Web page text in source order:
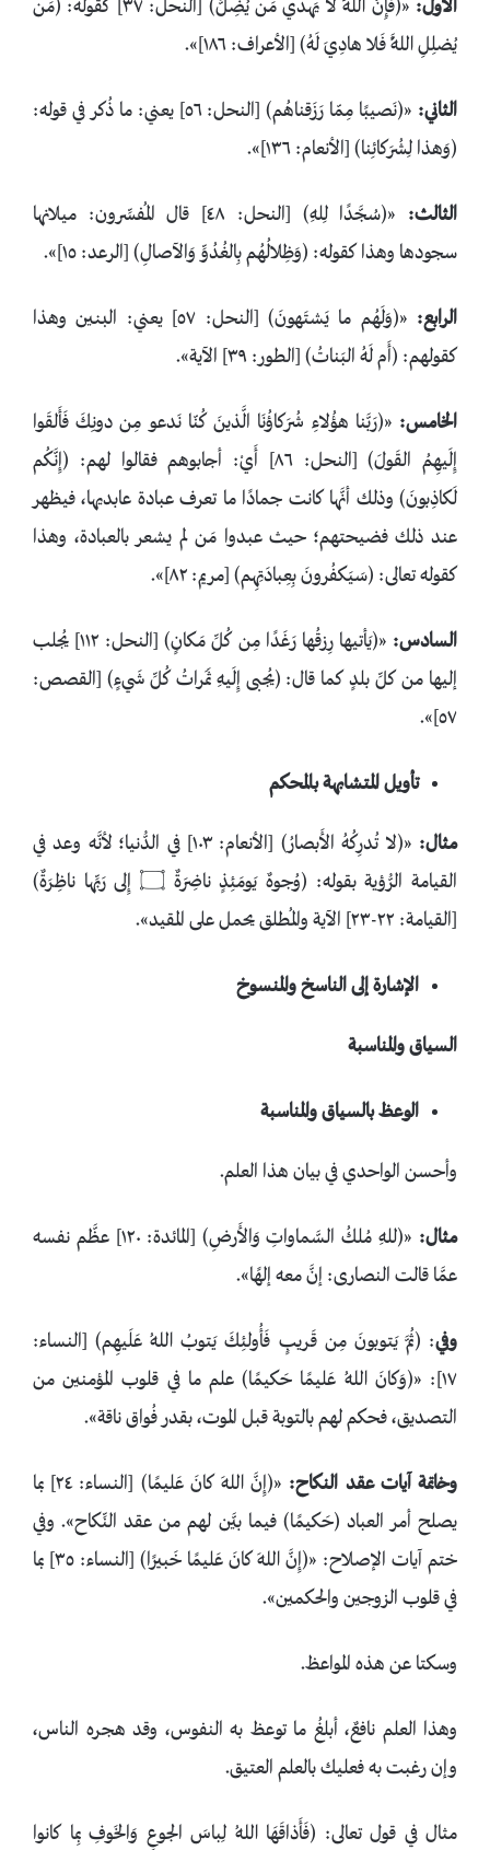
الأول:
«﴿فَإِنَّ اللَّهَ لا يَهدي مَن يُضِلُّ﴾ [النحل: ٣٧] كقوله: ﴿مَن
يُضلِلِ اللَّهُ فَلا هادِيَ لَهُ﴾ [الأعراف: ١٨٦]».
الثاني:
«﴿نَصيبًا مِمّا رَزَقناهُم﴾ [النحل: ٥٦] يعني: ما ذُكر في قوله:
﴿وَهذا لِشُرَكائِنا﴾ [الأنعام: ١٣٦]».
الثالث:
«﴿سُجَّدًا لِلهِ﴾ [النحل: ٤٨] قال المُفسِّرون: ميلانها
سجودها وهذا كقوله: ﴿وَظِلالُهُم بِالغُدُوِّ وَالآصالِ﴾ [الرعد: ١٥]».
الرابع:
«﴿وَلَهُم ما يَشتَهونَ﴾ [النحل: ٥٧] يعني: البنين وهذا
كقولهم: ﴿أَم لَهُ البَناتُ﴾ [الطور: ٣٩] الآية».
الخامس: «﴿رَبَّنا هؤُلاءِ شُرَكاؤُنَا الَّذينَ كُنّا نَدعو مِن دونِكَ فَأَلقَوا
إِلَيهِمُ القَولَ﴾ [النحل: ٨٦] أَيْ: أجابوهم فقالوا لهم: ﴿إِنَّكُم
لَكاذِبونَ﴾ وذلك أنَّها كانت جمادًا ما تعرف عبادة عابديها، فيظهر
عند ذلك فضيحتهم؛ حيث عبدوا مَن لم يشعر بالعبادة، وهذا
كقوله تعالى: ﴿سَيَكفُرونَ بِعِبادَتِهِم﴾ [مريم: ٨٢]».
السادس:
«﴿يَأتيها رِزقُها رَغَدًا مِن كُلِّ مَكانٍ﴾ [النحل: ١١٢] يُجلب
إليها من كلِّ بلدٍ كما قال: ﴿يُجبى إِلَيهِ ثَمَراتُ كُلِّ شَيءٍ﴾ [القصص:
٥٧]».
تأويل المتشابهة بالمحكم
مثال:
«﴿لا تُدرِكُهُ الأَبصارُ﴾ [الأنعام: ١٠٣] في الدُّنيا؛ لأنَّه وعد في
القيامة الرُّؤية بقوله: ﴿وُجوهٌ يَومَئِذٍ ناضِرَةٌ ۝ إِلى رَبِّها ناظِرَةٌ﴾
[القيامة: ٢٢-٢٣] الآية والمُطلق يحمل على المقيد».
الإشارة إلى الناسخ والمنسوخ
السياق والمناسبة
الوعظ بالسياق والمناسبة
وأحسن الواحدي في بيان هذا العلم.
مثال:
«﴿للهِ مُلكُ السَّماواتِ وَالأَرضِ﴾ [المائدة: ١٢٠] عظَّم نفسه
عمَّا قالت النصارى: إنَّ معه إلهًا».
وفي: ﴿ثُمَّ يَتوبونَ مِن قَريبٍ فَأُولئِكَ يَتوبُ اللهُ عَلَيهِم﴾ [النساء:
١٧]: «﴿وَكانَ اللهُ عَليمًا حَكيمًا﴾ علم ما في قلوب المؤمنين من
التصديق، فحكم لهم بالتوبة قبل الموت، بقدر فُواق ناقة».
وخاتمة آيات عقد النكاح:
«﴿إِنَّ اللهَ كانَ عَليمًا﴾ [النساء: ٢٤] بما
يصلح أمر العباد ﴿حَكيمًا﴾ فيما بيَّن لهم من عقد النِّكاح». وفي
ختم آيات الإصلاح: «﴿إِنَّ اللهَ كانَ عَليمًا خَبيرًا﴾ [النساء: ٣٥] بما
في قلوب الزوجين والحكمين».
وسكتا عن هذه المواعظ.
وهذا العلم نافعٌ، أبلغُ ما توعظ به النفوس، وقد هجره الناس،
وإن رغبت به فعليك بالعلم العتيق.
مثال في قول تعالى: ﴿فَأَذاقَهَا اللهُ لِباسَ الجوعِ وَالخَوفِ بِما كانوا